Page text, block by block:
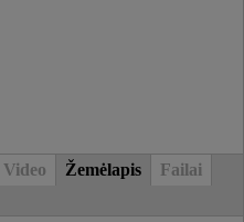
Video Žemėlapis
Failai